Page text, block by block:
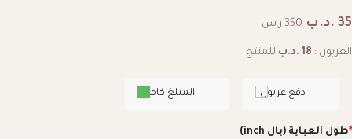
35 .د.ب 350 ر.س
العربون : 18 .د.ب للمنتج
المبلغ كامل دفع عربون
*طول العباية (بال inch)